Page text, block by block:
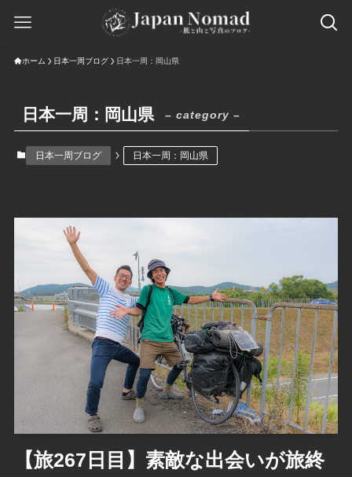
ホーム 日本一周ブログ 日本一周：岡山県
日本一周：岡山県 – category –
日本一周ブログ 日本一周：岡山県
【旅267日目】素敵な出会いが旅終